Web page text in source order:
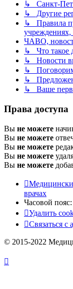
↳ Санкт-
↳ Другие
↳ Правила
учреждениях,
ЧАВО,
↳ Что такое
↳ Новости
↳
↳
↳ Ваше
Права доступа
Вы не можете
Вы не можете
Вы не можете
Вы не можете
Вы не можете
врачах
Часовой пояс:
Удалить
Связаться с
© 2015-2022